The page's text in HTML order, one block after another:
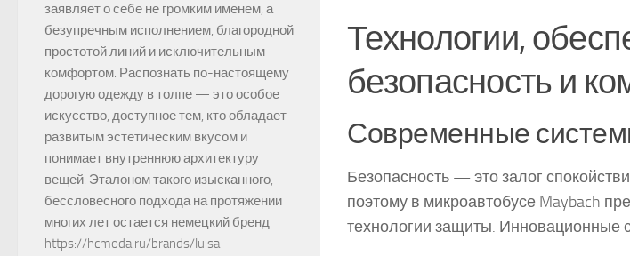
Технологии,
безопасность и
Современные
Безопасность — это залог
поэтому в микроавтобусе Maybach
технологии защиты. Инновационные
заявляет о себе не громким именем, а
безупречным исполнением, благородной
простотой линий и исключительным
комфортом. Распознать по-настоящему
дорогую одежду в толпе — это особое
искусство, доступное тем, кто обладает
развитым эстетическим вкусом и
понимает внутреннюю архитектуру
вещей. Эталоном такого изысканного,
бессловесного подхода на протяжении
многих лет остается немецкий бренд
https://hcmoda.ru/brands/luisa-